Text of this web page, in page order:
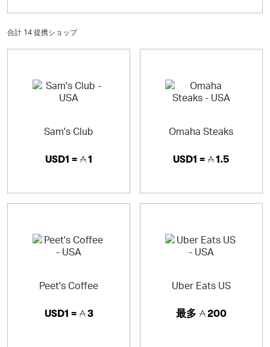
合計 14 提携ショップ
Sam's Club
USD1 = 1
Omaha Steaks
USD1 = 1.5
Peet's Coffee
USD1 = 3
Uber Eats US
最多 200